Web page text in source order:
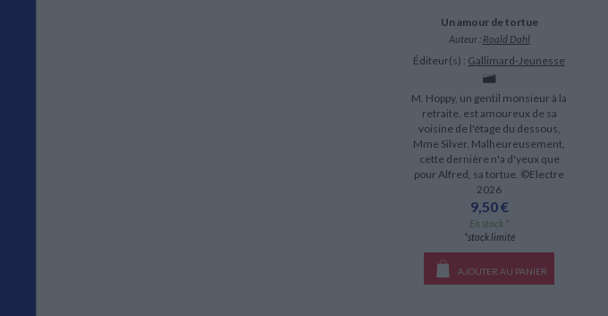
Un amour de tortue
Auteur : Roald Dahl
Éditeur(s) : Gallimard-Jeunesse
M. Hoppy, un gentil monsieur à la
retraite, est amoureux de sa
voisine de l'étage du dessous,
Mme Silver. Malheureusement,
cette dernière n'a d'yeux que
pour Alfred, sa tortue. ©Electre
2026
9,50 €
En stock *
*stock limité
AJOUTER AU PANIER